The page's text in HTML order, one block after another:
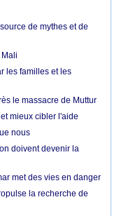
de mythes et de
les familles et les
le massacre de Muttur
mieux cibler l'aide
nous
doivent devenir la
met des vies en danger
la recherche de